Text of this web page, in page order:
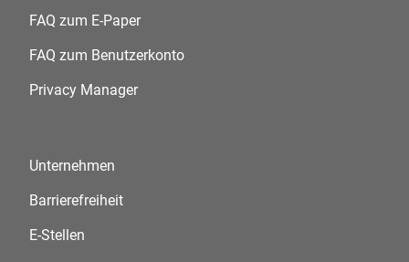
FAQ zum E-Paper
FAQ zum Benutzerkonto
Privacy Manager
Unternehmen
Barrierefreiheit
E-Stellen